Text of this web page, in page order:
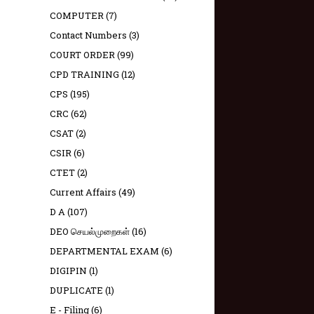
COMPUTER(7)
Contact Numbers (3)
COURT ORDER(99)
CPD TRAINING (12)
CPS (195)
CRC (62)
CSAT(2)
CSIR(6)
CTET(2)
Current Affairs (49)
D A(107)
DEO செயல்முறைகள்(16)
DEPARTMENTAL EXAM (6)
DIGIPIN (1)
DUPLICATE (1)
E - Filing(6)